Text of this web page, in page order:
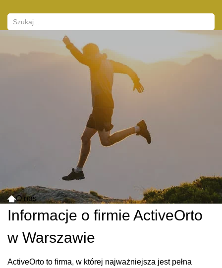
O nas
Informacje o firmie ActiveOrto
w Warszawie
ActiveOrto to firma, w której najważniejsza jest pełna